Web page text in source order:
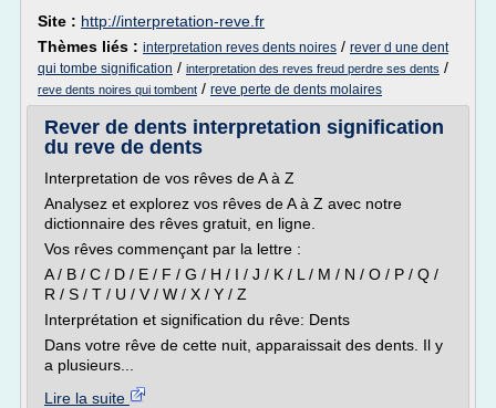
Site : http://interpretation-reve.fr
Thèmes liés : interpretation reves dents noires / rever d une dent
qui tombe signification / interpretation des reves freud perdre ses dents /
reve dents noires qui tombent / reve perte de dents molaires
Rever de dents interpretation signification
du reve de dents
Interpretation de vos rêves de A à Z
Analysez et explorez vos rêves de A à Z avec notre
dictionnaire des rêves gratuit, en ligne.
Vos rêves commençant par la lettre :
A / B / C / D / E / F / G / H / I / J / K / L / M / N / O / P / Q /
R / S / T / U / V / W / X / Y / Z
Interprétation et signification du rêve: Dents
Dans votre rêve de cette nuit, apparaissait des dents. Il y
a plusieurs...
Lire la suite